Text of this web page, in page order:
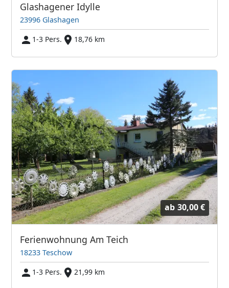
Glashagener Idylle
23996 Glashagen
1-3 Pers.
18,76 km
ab 30,00 €
Ferienwohnung Am Teich
18233 Teschow
1-3 Pers.
21,99 km